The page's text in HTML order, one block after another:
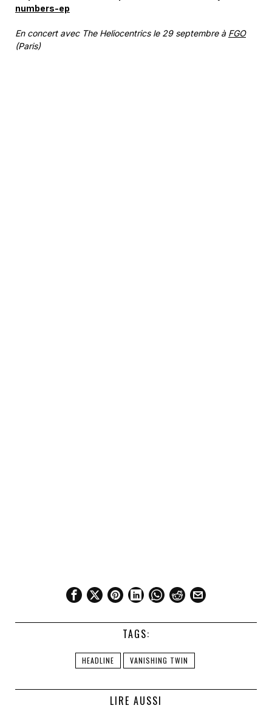
numbers-ep
En concert avec The Heliocentrics le 29 septembre à FGO
(Paris)
TAGS:
HEADLINE VANISHING TWIN
LIRE AUSSI